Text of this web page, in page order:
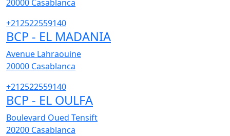
20000 Casablanca
+212522559140
BCP - EL MADANIA
Avenue Lahraouine
20000 Casablanca
+212522559140
BCP - EL OULFA
Boulevard Oued Tensift
20200 Casablanca